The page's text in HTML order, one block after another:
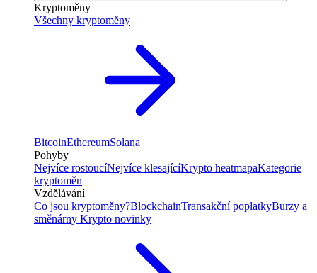
Kryptoměny
Všechny kryptoměny
BitcoinEthereumSolana
Pohyby
Nejvíce rostoucíNejvíce klesajícíKrypto heatmapaKategorie
kryptoměn
Vzdělávání
Co jsou kryptoměny?BlockchainTransakční poplatkyBurzy a
směnárny Krypto novinky